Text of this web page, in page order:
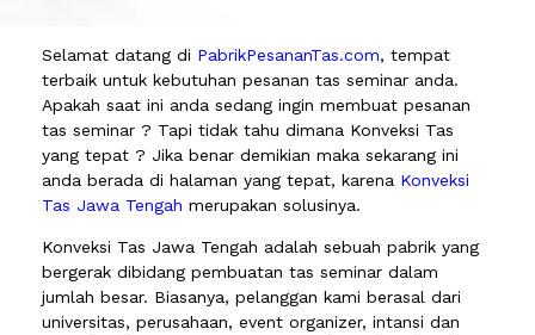
Selamat datang di PabrikPesananTas.com, tempat
terbaik untuk kebutuhan pesanan tas seminar anda.
Apakah saat ini anda sedang ingin membuat pesanan
tas seminar ? Tapi tidak tahu dimana Konveksi Tas
yang tepat ? Jika benar demikian maka sekarang ini
anda berada di halaman yang tepat, karena Konveksi
Tas Jawa Tengah merupakan solusinya.
Konveksi Tas Jawa Tengah adalah sebuah pabrik yang
bergerak dibidang pembuatan tas seminar dalam
jumlah besar. Biasanya, pelanggan kami berasal dari
universitas, perusahaan, event organizer, intansi dan